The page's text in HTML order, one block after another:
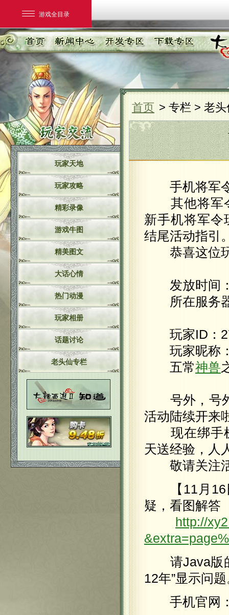
游戏全目录
网易游戏
游戏爱好者
我的足迹： 大话2经典版
玩家天地
玩家攻略
精彩录像
游戏牛图
精美图文
大话心情
热门动漫
玩家相册
话题讨论
老头仙专栏
首页 > 专栏 > 老头
手机将军令
其他将军
新手机将军令
结尾活动指引
恭喜这位
发放时间：
所在服务器
玩家ID：
玩家昵称：
五常神兽
号外，号外
活动陆续开来
现在绑手机
天送经验，人
敬请关注
【11月16日
疑，看图解答
http://
请Java版的
12年”显示问
手机官网：